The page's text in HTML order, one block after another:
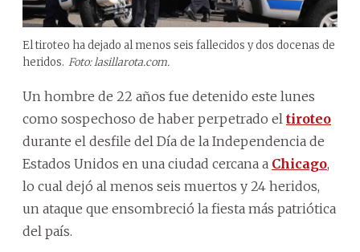
El tiroteo ha dejado al menos seis fallecidos y dos docenas de
heridos. Foto: lasillarota.com.
Un hombre de 22 años fue detenido este lunes
como sospechoso de haber perpetrado el tiroteo
durante el desfile del Día de la Independencia de
Estados Unidos en una ciudad cercana a Chicago,
lo cual dejó al menos seis muertos y 24 heridos,
un ataque que ensombreció la fiesta más patriótica
del país.